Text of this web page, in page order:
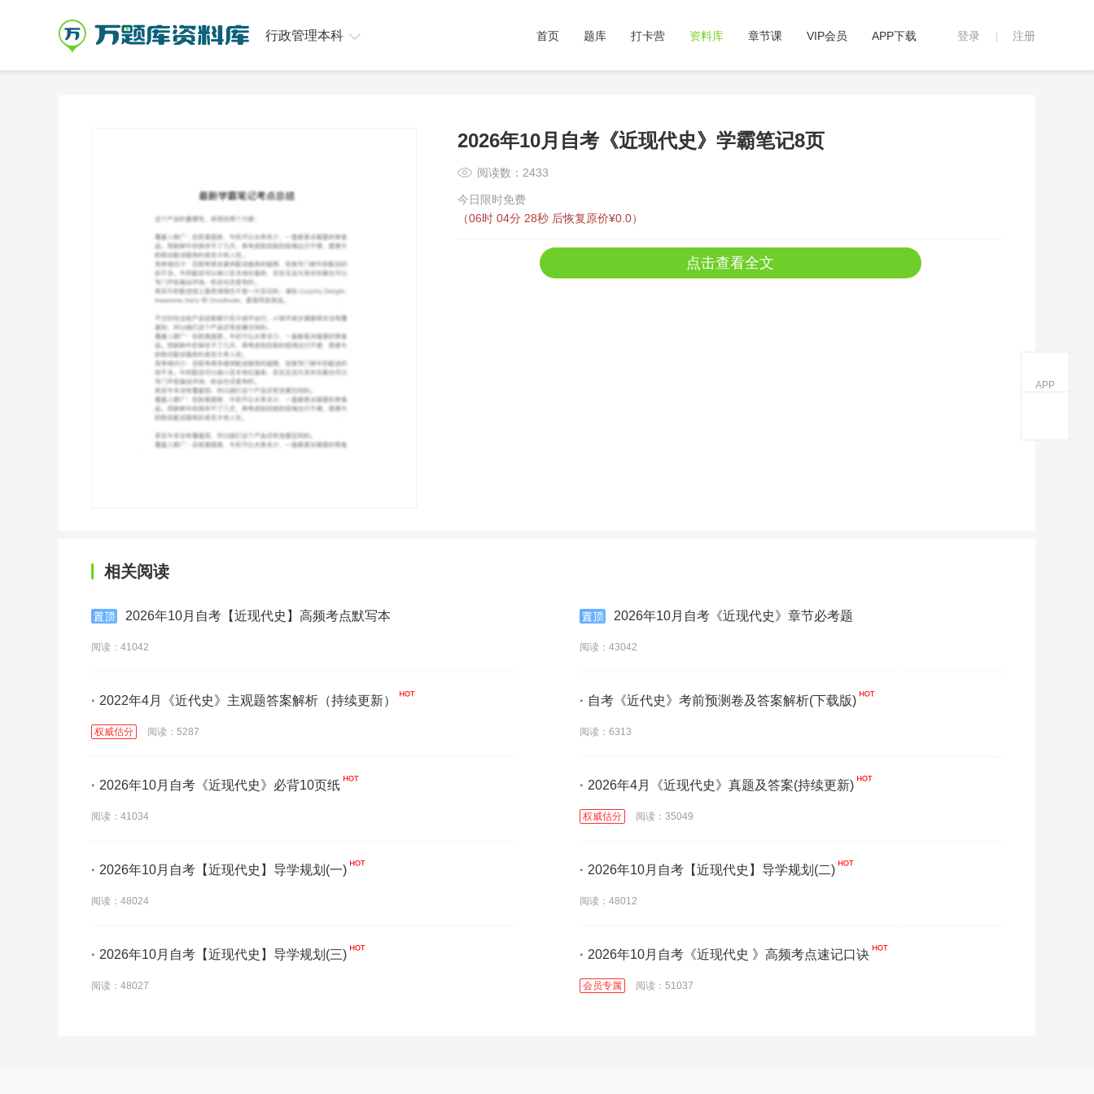
登录 注册
首页 题库 打卡营 资料库 章节课 VIP会员 APP下载
行政管理本科
2026年10月自考《近现代史》学霸笔记8页
阅读数：2433
今日限时免费
（06时 04分 28秒 后恢复原价¥0.0）
点击查看全文
相关阅读
2026年10月自考【近现代史】高频考点默写本
阅读：41042
2026年10月自考《近现代史》章节必考题
阅读：43042
· 2022年4月《近代史》主观题答案解析（持续更新）
权威估分 阅读：5287
· 自考《近代史》考前预测卷及答案解析(下载版)
阅读：6313
· 2026年10月自考《近现代史》必背10页纸
阅读：41034
· 2026年4月《近现代史》真题及答案(持续更新)
权威估分 阅读：35049
· 2026年10月自考【近现代史】导学规划(一)
阅读：48024
· 2026年10月自考【近现代史】导学规划(二)
阅读：48012
· 2026年10月自考【近现代史】导学规划(三)
阅读：48027
· 2026年10月自考《近现代史 》高频考点速记口诀
会员专属 阅读：51037
APP